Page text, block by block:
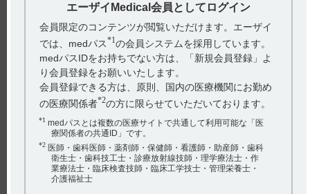
1）アプニション静注15mg電子添文 2021年1月改訂（第1版）
14．適用上の注意 14．1薬剤調製時の注意
2）アプニション静注15mg電子添文 2021年1月改訂（第1版）
14．適用上の注意 14．2薬剤投与時の注意
3）アプニション静注15mg電子添文 2021年1月改訂（第1版）
20．取扱い上の注意 20．2
【更新年月】
2022年3月
関連するQ&A
【アプニション】 肝機能障害の患者様に関する注意事項
エーザイMedical会員としてログイン
会員限定のコンテンツが閲覧いただけます。エーザイ
では、medパス*1の会員システムを採用しています。
medパスIDをお持ちでない方は、「新規会員登録」よ
り会員登録をお願いいたします。
会員登録できる方は、原則、国内の医療機関にお勤め
の医療関係者*2の方に限らせていただいております。
*1 medパスとは複数の医療サイトで共通して利用可能な「医
療関係者の共通ID」です。
*2 医師・歯科医師・薬剤師・保健師・看護師・助産師・歯科
衛生士・歯科技工士・診療放射線技師・理学療法士・作
業療法士・臨床検査技師・臨床工学技士・管理栄養士・
介護福祉士